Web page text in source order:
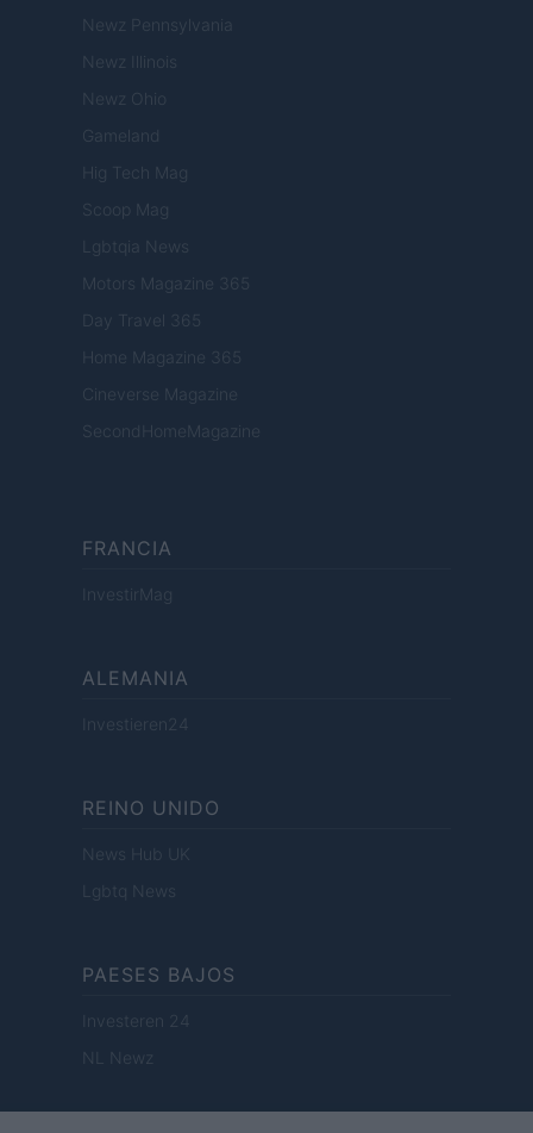
Newz Pennsylvania
Newz Illinois
Newz Ohio
Gameland
Hig Tech Mag
Scoop Mag
Lgbtqia News
Motors Magazine 365
Day Travel 365
Home Magazine 365
Cineverse Magazine
SecondHomeMagazine
FRANCIA
InvestirMag
ALEMANIA
Investieren24
REINO UNIDO
News Hub UK
Lgbtq News
PAESES BAJOS
Investeren 24
NL Newz